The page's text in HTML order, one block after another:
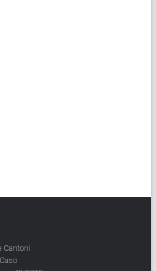
Cantoni